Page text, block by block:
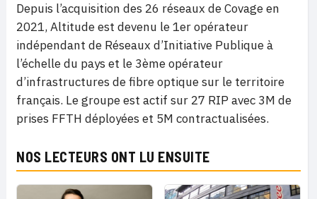
Depuis l’acquisition des 26 réseaux de Covage en
2021, Altitude est devenu le 1er opérateur
indépendant de Réseaux d’Initiative Publique à
l’échelle du pays et le 3ème opérateur
d’infrastructures de fibre optique sur le territoire
français. Le groupe est actif sur 27 RIP avec 3M de
prises FFTH déployées et 5M contractualisées.
NOS LECTEURS ONT LU ENSUITE